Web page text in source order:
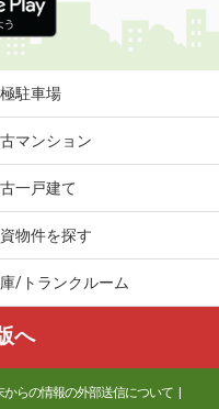
駐車場
マンション
一戸建て
物件を探す
/トランクルーム
へ
からの情報の外部送信について